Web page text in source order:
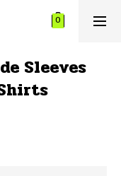
Sleeves